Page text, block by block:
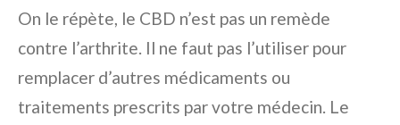
On le répète, le CBD n’est pas un remède
contre l’arthrite. Il ne faut pas l’utiliser pour
remplacer d’autres médicaments ou
traitements prescrits par votre médecin. Le